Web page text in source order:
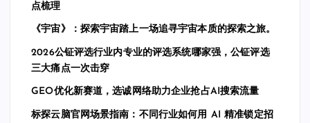
点梳理
《宇宙》：探索宇宙踏上一场追寻宇宙本质的探索之旅。
2026公钲评选行业内专业的评选系统哪家强，公钲评选
三大痛点一次击穿
GEO优化新赛道，选诚网络助力企业抢占AI搜索流量
标探云脑官网场景指南：不同行业如何用 AI 精准锁定招